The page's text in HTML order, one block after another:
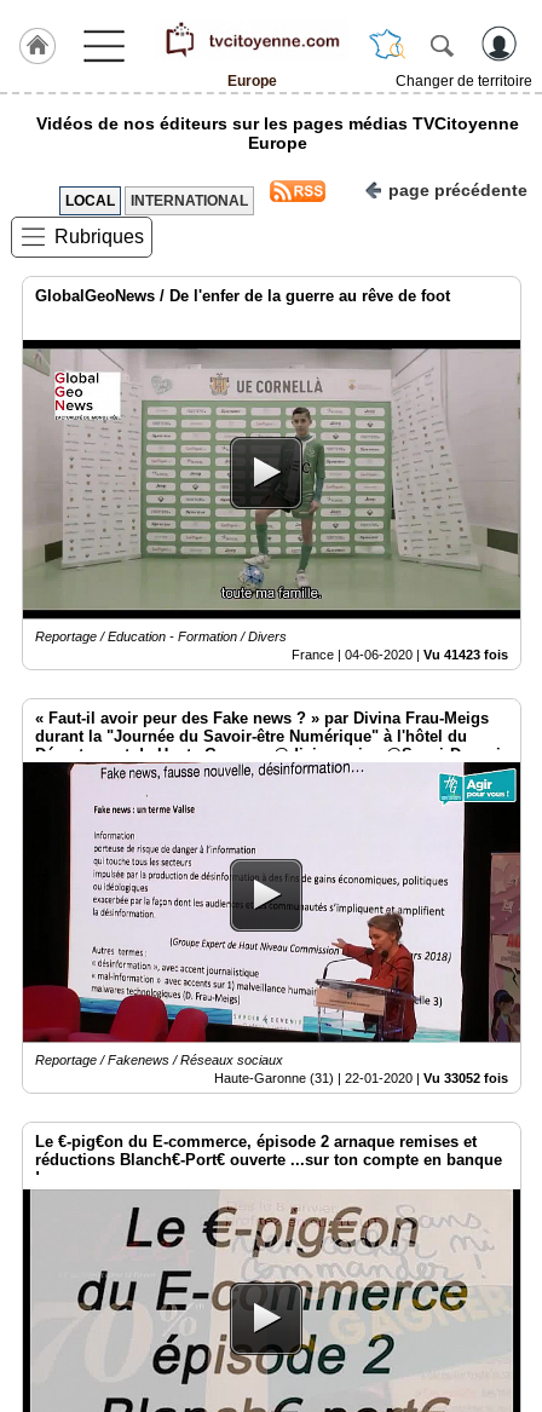
Europe
Changer de territoire
Accueil
Rubrique
Agenda
Vidéos
prémium
Vidéos de nos éditeurs sur les pages médias TVCitoyenne
Europe
page précédente
LOCAL INTERNATIONAL
Rubriques
GlobalGeoNews / De l'enfer de la guerre au rêve de foot
Reportage / Education - Formation / Divers
France | 04-06-2020 Vu 41423 fois
« Faut-il avoir peur des Fake news ? » par Divina Frau-Meigs
durant la "Journée du Savoir-être Numérique" à l'hôtel du
Département de Haute Garonne @divinameigs @SavoirDevenir
@HauteGaronne @sicoval31 @Freya_Games @smartrezo
Reportage / Fakenews / Réseaux sociaux
Haute-Garonne (31) | 22-01-2020 | Vu 33052 fois
Le €-pig€on du E-commerce, épisode 2 arnaque remises et
réductions Blanch€-Port€ ouverte ...sur ton compte en banque
!